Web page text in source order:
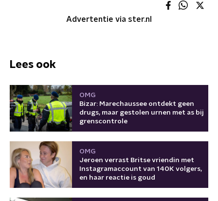
Advertentie via ster.nl
Lees ook
OMG
Bizar: Marechaussee ontdekt geen
drugs, maar gestolen urnen met as bij
grenscontrole
OMG
Jeroen verrast Britse vriendin met
Instagramaccount van 140K volgers,
en haar reactie is goud